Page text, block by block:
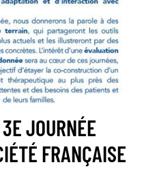
JOURNÉE
FRANÇAISE